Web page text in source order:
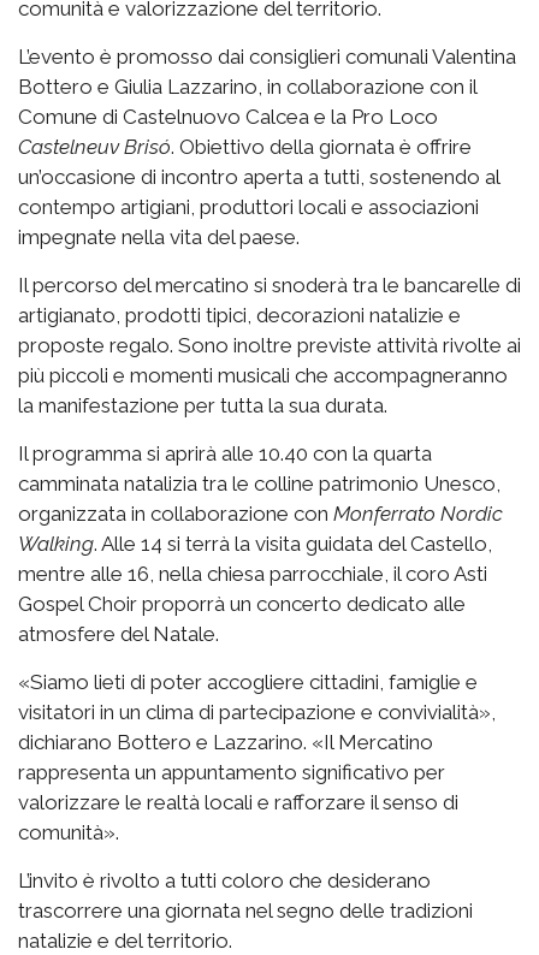
comunità e valorizzazione del territorio.
L’evento è promosso dai consiglieri comunali Valentina
Bottero e Giulia Lazzarino, in collaborazione con il
Comune di Castelnuovo Calcea e la Pro Loco
Castelneuv Brisó. Obiettivo della giornata è offrire
un’occasione di incontro aperta a tutti, sostenendo al
contempo artigiani, produttori locali e associazioni
impegnate nella vita del paese.
Il percorso del mercatino si snoderà tra le bancarelle di
artigianato, prodotti tipici, decorazioni natalizie e
proposte regalo. Sono inoltre previste attività rivolte ai
più piccoli e momenti musicali che accompagneranno
la manifestazione per tutta la sua durata.
Il programma si aprirà alle 10.40 con la quarta
camminata natalizia tra le colline patrimonio Unesco,
organizzata in collaborazione con Monferrato Nordic
Walking. Alle 14 si terrà la visita guidata del Castello,
mentre alle 16, nella chiesa parrocchiale, il coro Asti
Gospel Choir proporrà un concerto dedicato alle
atmosfere del Natale.
«Siamo lieti di poter accogliere cittadini, famiglie e
visitatori in un clima di partecipazione e convivialità»,
dichiarano Bottero e Lazzarino. «Il Mercatino
rappresenta un appuntamento significativo per
valorizzare le realtà locali e rafforzare il senso di
comunità».
L’invito è rivolto a tutti coloro che desiderano
trascorrere una giornata nel segno delle tradizioni
natalizie e del territorio.